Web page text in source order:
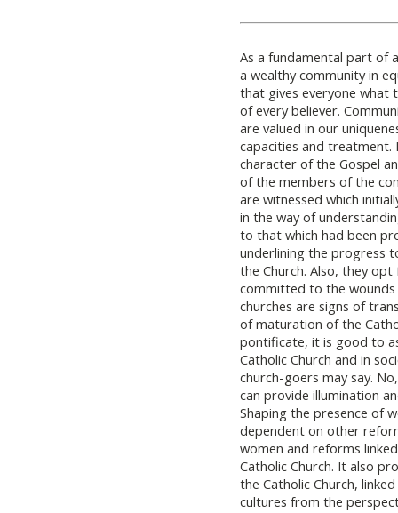
As a fundamental part of
a wealthy community in
that gives everyone what
of every believer.
are valued in our
capacities and treatment.
character of the Gospel
of the members of the
are witnessed which
in the way of
to that which had been
underlining the progress
the Church. Also, they
committed to the
churches are signs of
of maturation of the
pontificate, it is good to
Catholic Church and in
church-goers may say.
can provide illumination
Shaping the presence of
dependent on other
women and reforms
Catholic Church. It also
the Catholic Church,
cultures from the